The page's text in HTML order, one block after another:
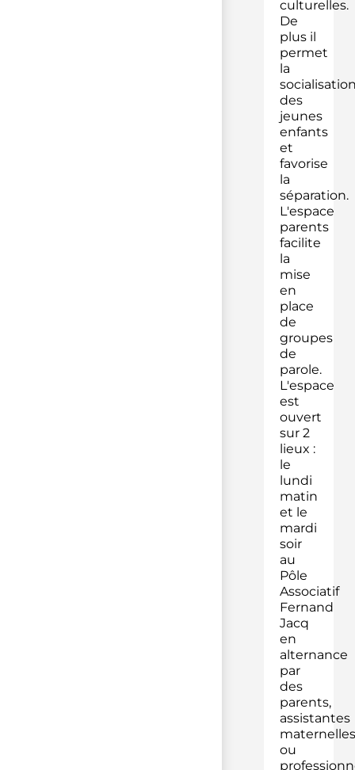
culturelles.
De
plus il
permet
la
des
jeunes
enfants
et
favorise
la
séparation.
L'espace
parents
facilite
la
mise
en
place
de
groupes
de
parole.
L'espace
est
ouvert
sur 2
lieux :
le
lundi
matin
et le
mardi
soir
au
Pôle
Associatif
Fernand
Jacq
en
alternance
par
des
parents,
assistantes
maternelles
ou